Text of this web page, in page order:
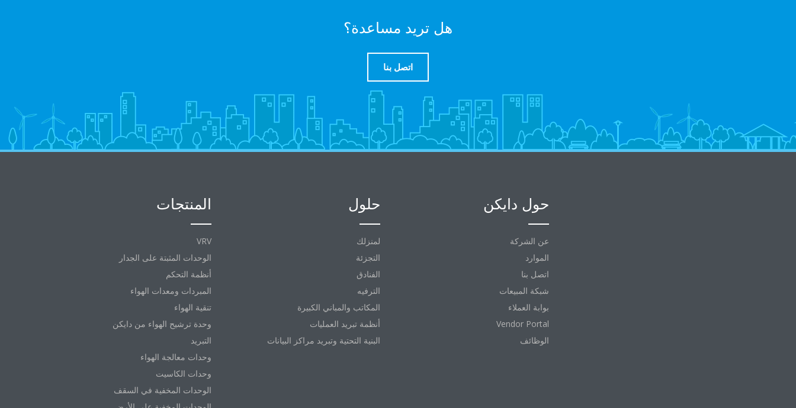
هل تريد مساعدة؟
اتصل بنا
المنتجات
VRV
الوحدات المثبتة على الجدار
أنظمة التحكم
المبردات ومعدات الهواء
تنقية الهواء
وحدة ترشيح الهواء من دايكن
التبريد
وحدات معالجة الهواء
وحدات الكاسيت
الوحدات المخفية في السقف
حلول
لمنزلك
التجزئة
الفنادق
الترفيه
المكاتب والمباني الكبيرة
أنظمة تبريد العمليات
البنية التحتية وتبريد مراكز البيانات
حول دايكن
عن الشركة
الموارد
اتصل بنا
شبكة المبيعات
بوابة العملاء
Vendor Portal
الوظائف